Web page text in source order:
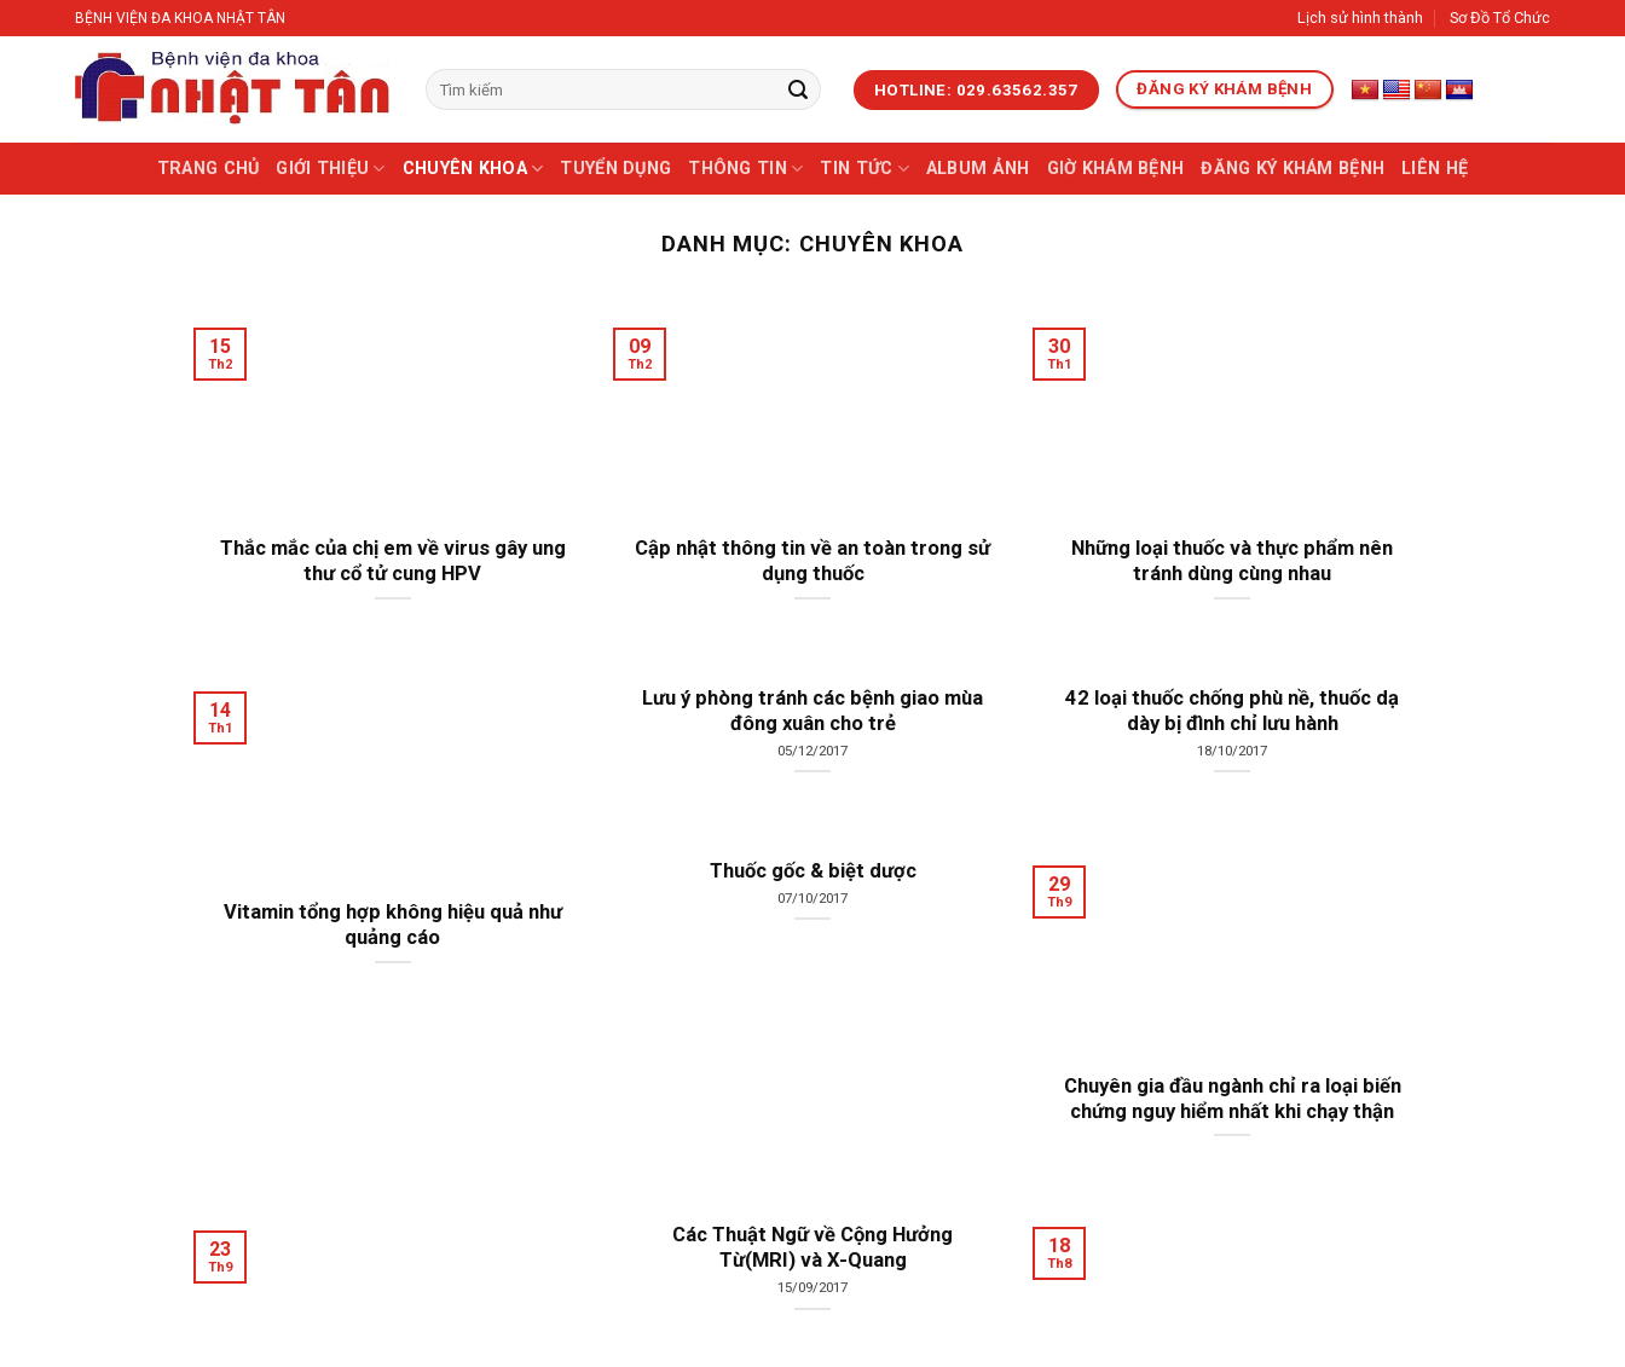
to
BỆNH VIỆN ĐA KHOA NHẬT TÂN Lịch sử hình thành Sơ Đồ Tổ Chức
HOTLINE: 029.63562.357 ĐĂNG KÝ KHÁM BỆNH
TRANG CHỦ GIỚI THIỆU CHUYÊN KHOA TUYỂN DỤNG THÔNG TIN TIN TỨC ALBUM ẢNH GIỜ KHÁM BỆNH ĐĂNG KÝ KHÁM BỆNH LIÊN HỆ
DANH MỤC: CHUYÊN KHOA
Thắc mắc của chị em về virus gây ung
thư cổ tử cung HPV
15
Th2
Cập nhật thông tin về an toàn trong sử
dụng thuốc
09
Th2
Những loại thuốc và thực phẩm nên
tránh dùng cùng nhau
30
Th1
Vitamin tổng hợp không hiệu quả như
quảng cáo
14
Th1
Lưu ý phòng tránh các bệnh giao mùa
đông xuân cho trẻ
05/12/2017
42 loại thuốc chống phù nề, thuốc dạ
dày bị đình chỉ lưu hành
18/10/2017
Thuốc gốc & biệt dược
07/10/2017
Chuyên gia đầu ngành chỉ ra loại biến
chứng nguy hiểm nhất khi chạy thận
29
Th9
23
Th9
Các Thuật Ngữ về Cộng Hưởng
Từ(MRI) và X-Quang
15/09/2017
18
Th8